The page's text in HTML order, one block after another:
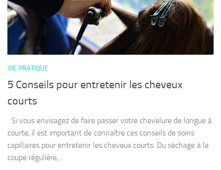
VIE PRATIQUE
5 Conseils pour entretenir les cheveux
courts
Si vous envisagez de faire passer votre chevelure de longue à
courte, il est important de connaître ces conseils de soins
capillaires pour entretenir les cheveux courts. Du séchage à la
coupe régulière,...